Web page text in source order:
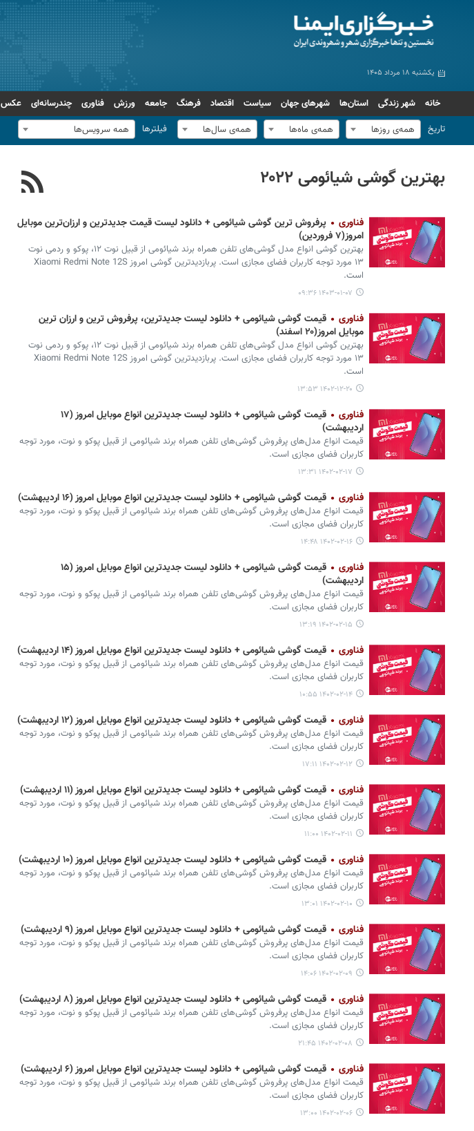
یکشنبه ۱۸ مرداد ۱۴۰۵
خانه شهر زندگی استان‌ها شهرهای جهان سیاست اقتصاد فرهنگ جامعه ورزش فناوری چندرسانه‌ای عکس
تاریخ
همه‌ی روزها همه‌ی ماه‌ها همه‌ی سال‌ها فیلترها همه سرویس‌ها
بهترین گوشی شیائومی ۲۰۲۲
فناوری
پرفروش‌ ترین گوشی شیائومی + دانلود لیست قیمت جدیدترین و ارزان‌ترین موبایل
امروز(۷ فروردین)
بهترین گوشی انواع مدل گوشی‌های تلفن همراه برند شیائومی از قبیل نوت ۱۲، پوکو و ردمی نوت
۱۳ مورد توجه کاربران فضای مجازی است. پربازدیدترین گوشی امروز Xiaomi Redmi Note 12S
است.
۱۴۰۳-۰۱-۰۷ ۰۹:۳۶
فناوری
قیمت گوشی شیائومی + دانلود لیست جدیدترین، پرفروش ترین و ارزان ترین
موبایل امروز(۲۰ اسفند)
بهترین گوشی انواع مدل‌ گوشی‌های تلفن همراه برند شیائومی از قبیل نوت ۱۲، پوکو و ردمی نوت
۱۳ مورد توجه کاربران فضای مجازی است. پربازدیدترین گوشی امروز Xiaomi Redmi Note 12S
است.
۱۴۰۲-۱۲-۲۰ ۱۳:۵۳
فناوری
قیمت گوشی‌ شیائومی + دانلود لیست جدیدترین انواع موبایل امروز (۱۷
اردیبهشت)
قیمت انواع مدل‌های پرفروش گوشی‌های تلفن همراه برند شیائومی از قبیل پوکو و نوت، مورد توجه
کاربران فضای مجازی است.
۱۴۰۲-۰۲-۱۷ ۱۳:۳۱
فناوری قیمت گوشی‌ شیائومی + دانلود لیست جدیدترین انواع موبایل امروز (۱۶ اردیبهشت)
قیمت انواع مدل‌های پرفروش گوشی‌های تلفن همراه برند شیائومی از قبیل پوکو و نوت، مورد توجه
کاربران فضای مجازی است.
۱۴۰۲-۰۲-۱۶ ۱۴:۴۸
فناوری
قیمت گوشی‌ شیائومی + دانلود لیست جدیدترین انواع موبایل امروز (۱۵
اردیبهشت)
قیمت انواع مدل‌های پرفروش گوشی‌های تلفن همراه برند شیائومی از قبیل پوکو و نوت، مورد توجه
کاربران فضای مجازی است.
۱۴۰۲-۰۲-۱۵ ۱۳:۱۹
فناوری قیمت گوشی‌ شیائومی + دانلود لیست جدیدترین انواع موبایل امروز (۱۴ اردیبهشت)
قیمت انواع مدل‌های پرفروش گوشی‌های تلفن همراه برند شیائومی از قبیل پوکو و نوت، مورد توجه
کاربران فضای مجازی است.
۱۴۰۲-۰۲-۱۴ ۱۰:۵۵
فناوری قیمت گوشی‌ شیائومی + دانلود لیست جدیدترین انواع موبایل امروز (۱۲ اردیبهشت)
قیمت انواع مدل‌های پرفروش گوشی‌های تلفن همراه برند شیائومی از قبیل پوکو و نوت، مورد توجه
کاربران فضای مجازی است.
۱۴۰۲-۰۲-۱۲ ۱۷:۱۱
فناوری قیمت گوشی‌ شیائومی + دانلود لیست جدیدترین انواع موبایل امروز (۱۱ اردیبهشت)
قیمت انواع مدل‌های پرفروش گوشی‌های تلفن همراه برند شیائومی از قبیل پوکو و نوت، مورد توجه
کاربران فضای مجازی است.
۱۴۰۲-۰۲-۱۱ ۱۱:۰۰
فناوری قیمت گوشی‌ شیائومی + دانلود لیست جدیدترین انواع موبایل امروز (۱۰ اردیبهشت)
قیمت انواع مدل‌های پرفروش گوشی‌های تلفن همراه برند شیائومی از قبیل پوکو و نوت، مورد توجه
کاربران فضای مجازی است.
۱۴۰۲-۰۲-۱۰ ۱۳:۰۱
فناوری قیمت گوشی‌ شیائومی + دانلود لیست جدیدترین انواع موبایل امروز (۹ اردیبهشت)
قیمت انواع مدل‌های پرفروش گوشی‌های تلفن همراه برند شیائومی از قبیل پوکو و نوت، مورد توجه
کاربران فضای مجازی است.
۱۴۰۲-۰۲-۰۹ ۱۴:۰۶
فناوری قیمت گوشی‌ شیائومی + دانلود لیست جدیدترین انواع موبایل امروز (۸ اردیبهشت)
قیمت انواع مدل‌های پرفروش گوشی‌های تلفن همراه برند شیائومی از قبیل پوکو و نوت، مورد توجه
کاربران فضای مجازی است.
۱۴۰۲-۰۲-۰۸ ۲۱:۴۵
فناوری قیمت گوشی‌ شیائومی + دانلود لیست جدیدترین انواع موبایل امروز (۶ اردیبهشت)
قیمت انواع مدل‌های پرفروش گوشی‌های تلفن همراه برند شیائومی از قبیل پوکو و نوت، مورد توجه
کاربران فضای مجازی است.
۱۴۰۲-۰۲-۰۶ ۱۳:۰۰